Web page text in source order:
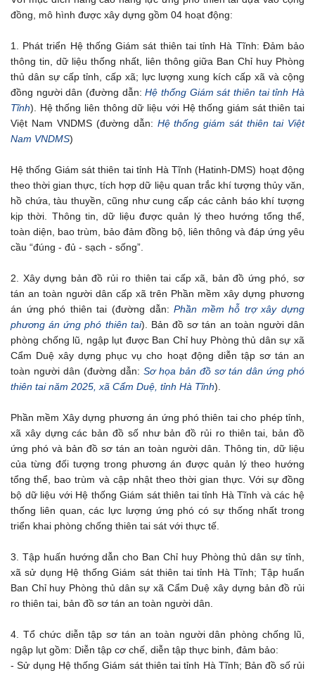
đồng, mô hình được xây dựng gồm 04 hoạt động:
1. Phát triển Hệ thống Giám sát thiên tai tỉnh Hà Tĩnh: Đảm bảo
thông tin, dữ liệu thống nhất, liên thông giữa Ban Chỉ huy Phòng
thủ dân sự cấp tỉnh, cấp xã; lực lượng xung kích cấp xã và cộng
đồng người dân (đường dẫn:Hệ thống Giám sát thiên tai tỉnh Hà
Tĩnh). Hệ thống liên thông dữ liệu với Hệ thống giám sát thiên tai
Việt Nam VNDMS (đường dẫn: Hệ thống giám sát thiên tai Việt
Nam VNDMS)
Hệ thống Giám sát thiên tai tỉnh Hà Tĩnh (Hatinh-DMS) hoạt động
theo thời gian thực, tích hợp dữ liệu quan trắc khí tượng thủy văn,
hồ chứa, tàu thuyền, cũng như cung cấp các cảnh báo khí tượng
kịp thời. Thông tin, dữ liệu được quản lý theo hướng tổng thể,
toàn diện, bao trùm, bảo đảm đồng bộ, liên thông và đáp ứng yêu
cầu “đúng - đủ - sạch - sống”.
2. Xây dựng bản đồ rủi ro thiên tai cấp xã, bản đồ ứng phó, sơ
tán an toàn người dân cấp xã trên Phần mềm xây dựng phương
án ứng phó thiên tai (đường dẫn:Phần mềm hỗ trợ xây dựng
phương án ứng phó thiên tai). Bản đồ sơ tán an toàn người dân
phòng chống lũ, ngập lụt được Ban Chỉ huy Phòng thủ dân sự xã
Cẩm Duệ xây dựng phục vụ cho hoạt động diễn tập sơ tán an
toàn người dân (đường dẫn: Sơ họa bản đồ sơ tán dân ứng phó
thiên tai năm 2025, xã Cẩm Duệ, tỉnh Hà Tĩnh).
Phần mềm Xây dựng phương án ứng phó thiên tai cho phép tỉnh,
xã xây dựng các bản đồ số như bản đồ rủi ro thiên tai, bản đồ
ứng phó và bản đồ sơ tán an toàn người dân. Thông tin, dữ liệu
của từng đối tượng trong phương án được quản lý theo hướng
tổng thể, bao trùm và cập nhật theo thời gian thực. Với sự đồng
bộ dữ liệu với Hệ thống Giám sát thiên tai tỉnh Hà Tĩnh và các hệ
thống liên quan, các lực lượng ứng phó có sự thống nhất trong
triển khai phòng chống thiên tai sát với thực tế.
3. Tập huấn hướng dẫn cho Ban Chỉ huy Phòng thủ dân sự tỉnh,
xã sử dụng Hệ thống Giám sát thiên tai tỉnh Hà Tĩnh; Tập huấn
Ban Chỉ huy Phòng thủ dân sự xã Cẩm Duệ xây dựng bản đồ rủi
ro thiên tai, bản đồ sơ tán an toàn người dân.
4. Tổ chức diễn tập sơ tán an toàn người dân phòng chống lũ,
ngập lụt gồm: Diễn tập cơ chế, diễn tập thực binh, đảm bảo:
- Sử dụng Hệ thống Giám sát thiên tai tỉnh Hà Tĩnh; Bản đồ số rủi